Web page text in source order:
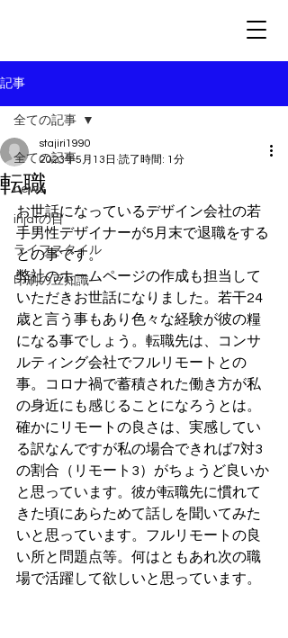
記事
全ての記事
news
irijatの目
ライフスタイル
印刷の豆知識
全ての記事
転職
stajiri1990
2023年5月13日 読了時間: 1分
お世話になっているデザイン会社の若
手男性デザイナーが5月末で退職をする
との事です。
弊社のホームページの作成も担当して
いただきお世話になりました。若干24
歳と言う事もあり色々な経験が彼の糧
になる事でしょう。転職先は、コンサ
ルティング会社でフルリモートとの
事。コロナ禍で蓄積された働き方が私
の身近にも感じることになろうとは。
確かにリモートの良さは、実感してい
る訳なんですが私の場合できれば7対3
の割合（リモート3）がちょうど良いか
と思っています。彼が転職先に慣れて
きた頃にあらためて話しを聞いてみた
いと思っています。フルリモートの良
い所と問題点等。何はともあれ次の職
場で活躍して欲しいと思っています。